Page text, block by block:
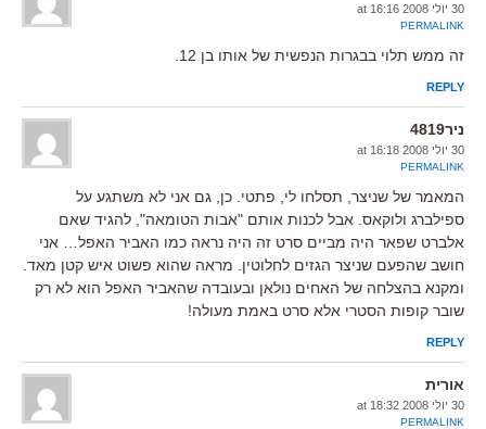
30 יולי 2008 at 16:16
PERMALINK
זה ממש תלוי בבגרות הנפשית של אותו בן 12.
REPLY
ניר4819
30 יולי 2008 at 16:18
PERMALINK
המאמר של שניצר, תסלחו לי, פתטי. כן, גם אני לא משתגע על
ספילברג ולוקאס. אבל לכנות אותם "אבות הטומאה", להגיד שאם
אלברט שפאר היה מביים סרט זה היה נראה כמו האביר האפל… אני
חושב שהפעם שניצר הגזים לחלוטין. מראה שהוא פשוט איש קטן מאד.
ומקנא בהצלחה של האחים נולאן ובעובדה שהאביר האפל הוא לא רק
שובר קופות הסטרי אלא סרט באמת מעולה!
REPLY
אורית
30 יולי 2008 at 18:32
PERMALINK